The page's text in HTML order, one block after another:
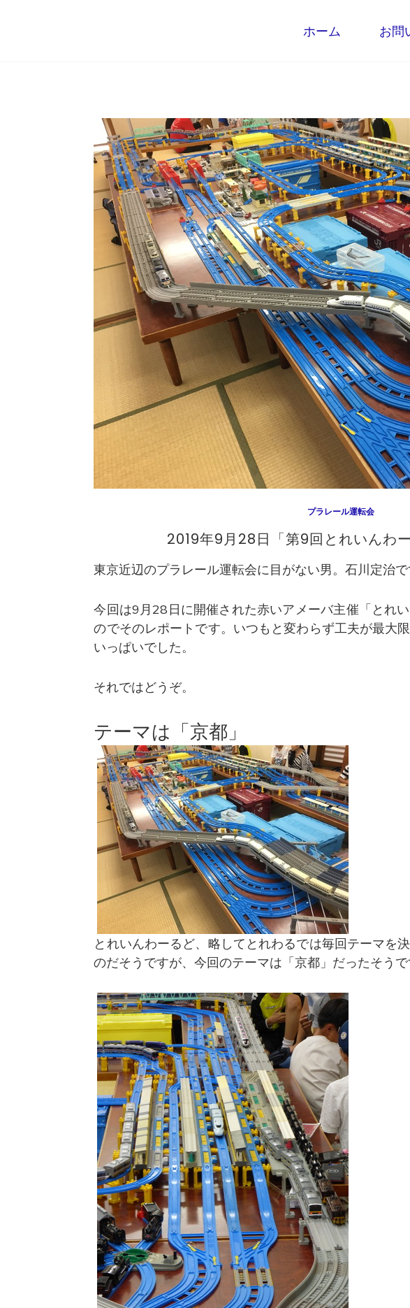
ホーム お問
プラレール運転会
2019年9月28日「第9回とれいんわ
東京近辺のプラレール運転会に目がない男。石川定治で
今回は9月28日に開催された赤いアメーバ主催「とれ
のでそのレポートです。いつもと変わらず工夫が最大
いっぱいでした。
それではどうぞ。
テーマは「京都」
とれいんわーるど、略してとれわるでは毎回テーマを
のだそうですが、今回のテーマは「京都」だったそうで